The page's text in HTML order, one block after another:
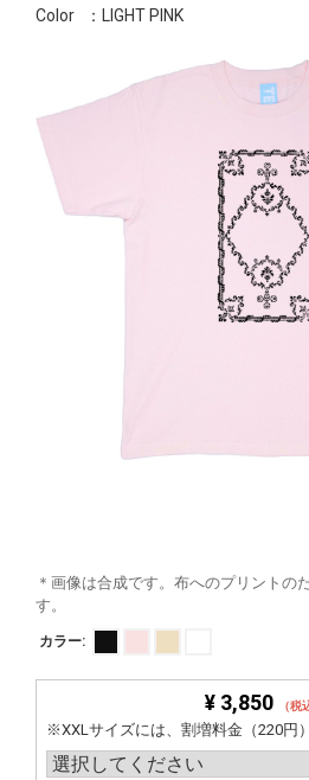
Color
：LIGHT PINK
＊画像は合成です。布へのプリントの
す。
カラー:
¥ 3,850 （税
※XXLサイズには、割増料金（220円